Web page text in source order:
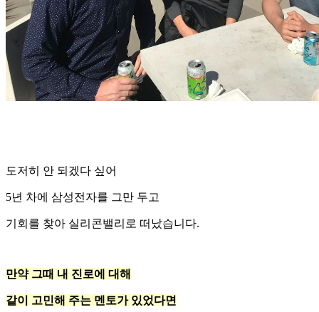
도저히 안 되겠다 싶어
5년 차에 삼성전자를 그만 두고
기회를 찾아 실리콘밸리로 떠났습니다.
만약 그때 내 진로에 대해
같이 고민해 주는 멘토가 있었다면